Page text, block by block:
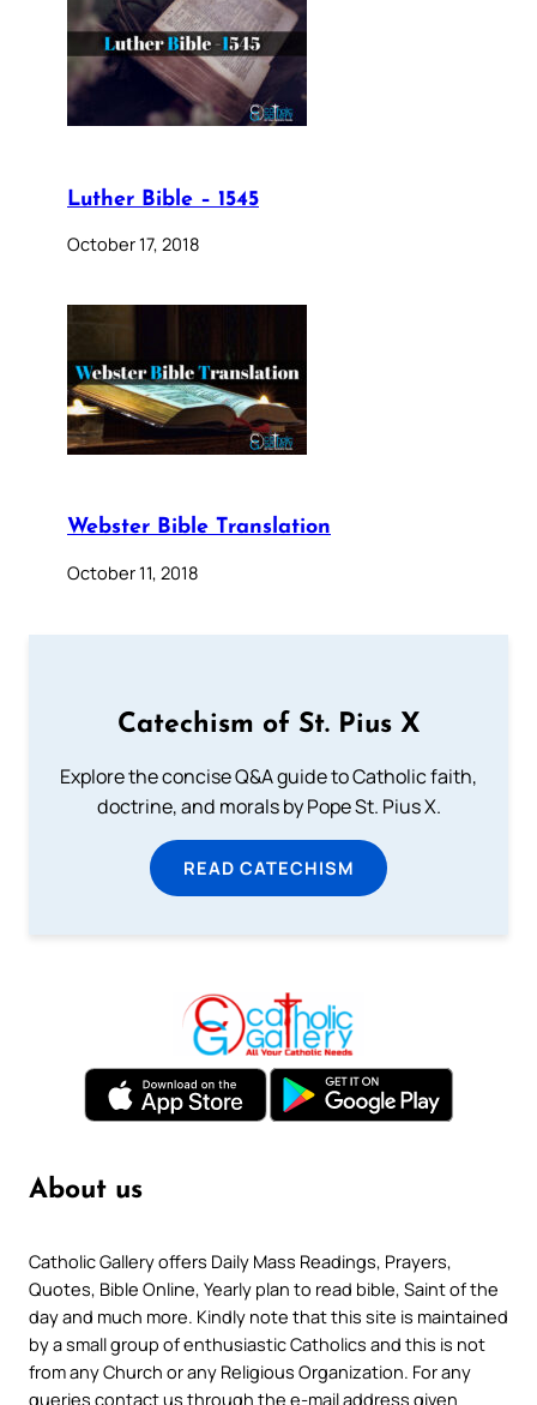
Luther Bible – 1545
October 17, 2018
Webster Bible Translation
October 11, 2018
Catechism of St. Pius X
Explore the concise Q&A guide to Catholic faith,
doctrine, and morals by Pope St. Pius X.
READ CATECHISM
About us
Catholic Gallery offers Daily Mass Readings, Prayers,
Quotes, Bible Online, Yearly plan to read bible, Saint of the
day and much more. Kindly note that this site is maintained
by a small group of enthusiastic Catholics and this is not
from any Church or any Religious Organization. For any
queries contact us through the e-mail address given